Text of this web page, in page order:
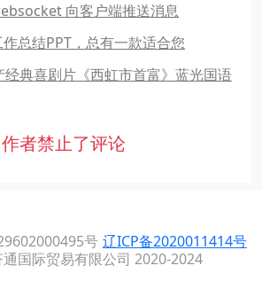
向客户端推送消息
总结PPT，总有一款适合您
经典喜剧片《西虹市首富》蓝光国语
作者禁止了评论
号 辽ICP备2020011414号
国际贸易有限公司 2020-2024